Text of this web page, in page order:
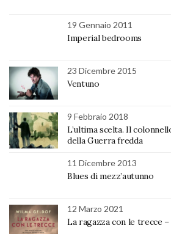
19 Gennaio 2011
Imperial bedrooms
23 Dicembre 2015
Ventuno
9 Febbraio 2018
L’ultima scelta. Il
della Guerra fredda
11 Dicembre 2013
Blues di mezz’autunno
12 Marzo 2021
La ragazza con le trecce